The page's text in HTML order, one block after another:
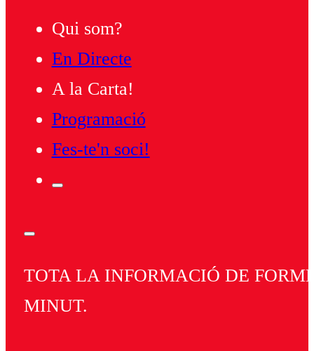
Qui som?
En Directe
A la Carta!
Programació
Fes-te'n soci!
TOTA LA INFORMACIÓ DE
MINUT.